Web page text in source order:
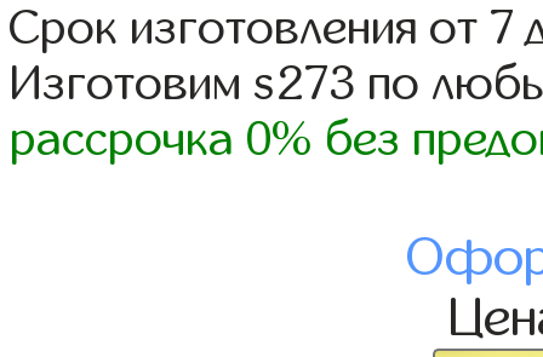
Срок изготовления от 7
Изготовим s273 по
рассрочка 0% без